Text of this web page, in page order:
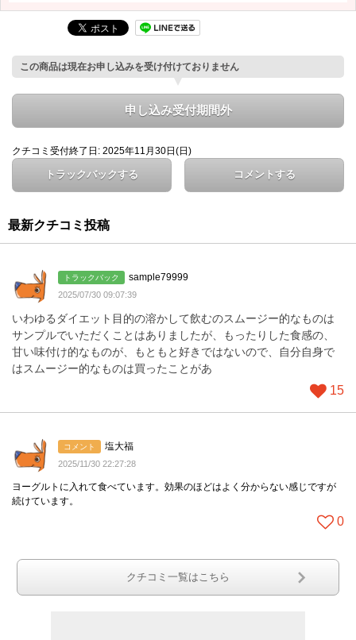
この商品は現在お申し込みを受け付けておりません
申し込み受付期間外
クチコミ受付終了日: 2025年11月30日(日)
トラックバックする コメントする
最新クチコミ投稿
トラックバック sample79999
2025/07/30 09:07:39
いわゆるダイエット目的の溶かして飲むのスムージー的なものは
サンプルでいただくことはありましたが、もったりした食感の、
甘い味付け的なものが、もともと好きではないので、自分自身で
はスムージー的なものは買ったことがあ
15
コメント 塩大福
2025/11/30 22:27:28
ヨーグルトに入れて食べています。効果のほどはよく分からない感じですが
続けています。
0
クチコミ一覧はこちら